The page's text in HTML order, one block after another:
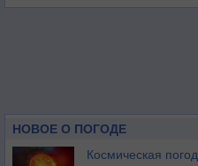
НОВОЕ О ПОГОДЕ
Космическая